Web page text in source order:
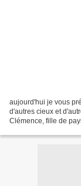
aujourd'hui je vous
d'autres cieux et
Clémence, fille de